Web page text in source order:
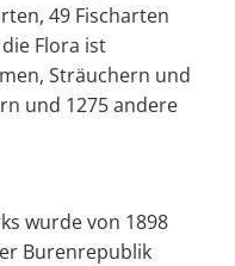
49 Fischarten
Flora ist
Sträuchern und
und 1275 andere
wurde von 1898
Burenrepublik